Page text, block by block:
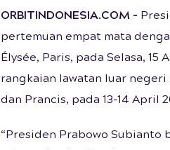
ORBITINDONESIA.COM -
pertemuan empat mata
Élysée, Paris, pada Selasa,
rangkaian lawatan luar negeri
dan Prancis, pada 13–14 April
“Presiden Prabowo Subianto